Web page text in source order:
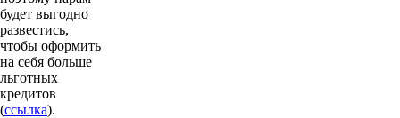
будет выгодно
развестись,
чтобы оформить
на себя больше
льготных
кредитов
(ссылка).